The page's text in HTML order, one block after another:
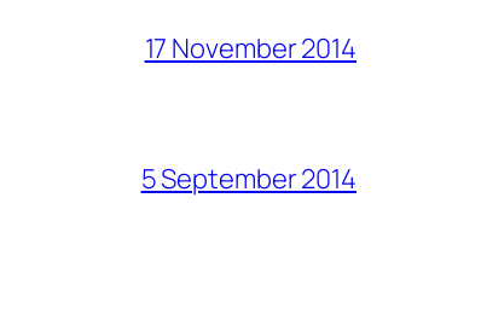
17 November 2014
5 September 2014